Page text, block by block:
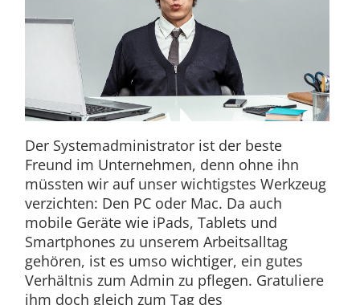
Der Systemadministrator ist der beste
Freund im Unternehmen, denn ohne ihn
müssten wir auf unser wichtigstes Werkzeug
verzichten: Den PC oder Mac. Da auch
mobile Geräte wie iPads, Tablets und
Smartphones zu unserem Arbeitsalltag
gehören, ist es umso wichtiger, ein gutes
Verhältnis zum Admin zu pflegen. Gratuliere
ihm doch gleich zum Tag des